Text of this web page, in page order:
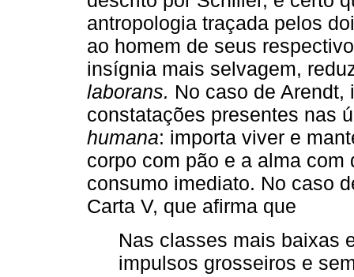
antropologia traçada pelos
ao homem de seus
insígnia mais selvagem,
laborans. No caso de
constatações presentes nas
humana: importa viver e
corpo com pão e a alma
consumo imediato. No caso
Carta V, que afirma que
Nas classes mais baixas
impulsos grosseiros e